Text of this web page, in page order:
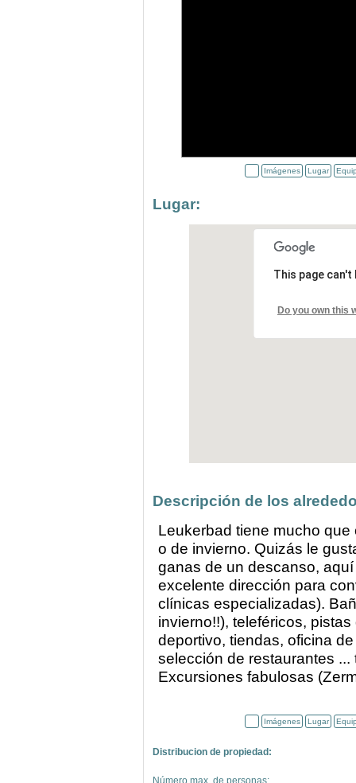
Imágenes Lugar
Lugar:
This page
Do you own this
Descripción de los
Leukerbad tiene mucho
o de invierno. Quizás le
ganas de un descanso,
excelente dirección para
clínicas especializadas).
invierno!!), teleféricos,
deportivo, tiendas, oficina
selección de restaurantes
Excursiones fabulosas
Imágenes Lugar
Distribucion de propiedad:
Número max. de personas: